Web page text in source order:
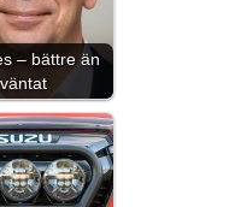
– bättre än
väntat